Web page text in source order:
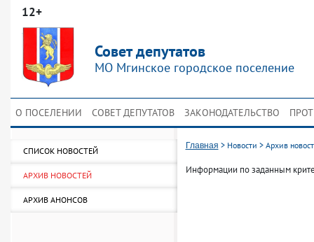
12+
Совет депутатов
МО Мгинское городское поселение
О ПОСЕЛЕНИИ СОВЕТ ДЕПУТАТОВ ЗАКОНОДАТЕЛЬСТВО
СПИСОК НОВОСТЕЙ
АРХИВ НОВОСТЕЙ
АРХИВ АНОНСОВ
Главная > Новости > Архив
Информации по заданным